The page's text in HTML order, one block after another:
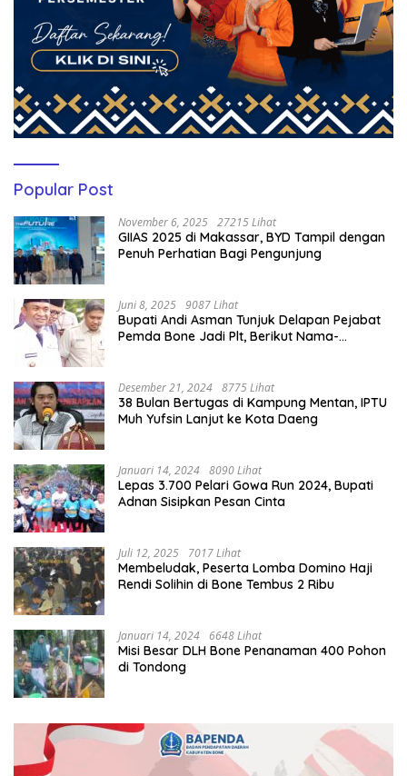
Popular Post
November 6, 2025 27215 Lihat
GIIAS 2025 di Makassar, BYD Tampil dengan
Penuh Perhatian Bagi Pengunjung
Juni 8, 2025 9087 Lihat
Bupati Andi Asman Tunjuk Delapan Pejabat
Pemda Bone Jadi Plt, Berikut Nama-
Desember 21, 2024 8775 Lihat
38 Bulan Bertugas di Kampung Mentan, IPTU
Muh Yufsin Lanjut ke Kota Daeng
Januari 14, 2024 8090 Lihat
Lepas 3.700 Pelari Gowa Run 2024, Bupati
Adnan Sisipkan Pesan Cinta
Juli 12, 2025 7017 Lihat
Membeludak, Peserta Lomba Domino Haji
Rendi Solihin di Bone Tembus 2 Ribu
Januari 14, 2024 6648 Lihat
Misi Besar DLH Bone Penanaman 400 Pohon
di Tondong